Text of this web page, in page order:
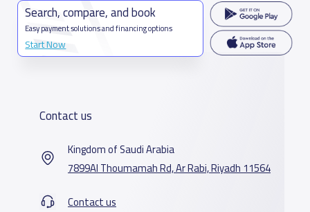
Search, compare, and book
Easy payment solutions and financing options
Start Now
Contact us
Kingdom of Saudi Arabia
7899Al Thoumamah Rd, Ar Rabi, Riyadh 11564
Contact us